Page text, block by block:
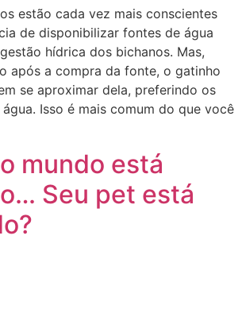
estão cada vez mais conscientes
de disponibilizar fontes de água
hídrica dos bichanos. Mas,
após a compra da fonte, o gatinho
se aproximar dela, preferindo os
Isso é mais comum do que você
mundo está
Seu pet está